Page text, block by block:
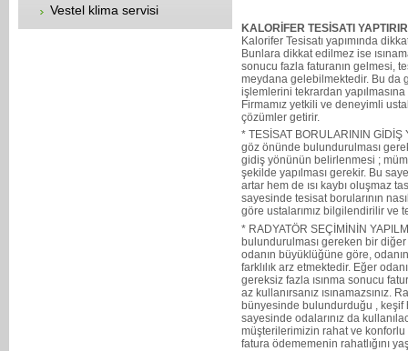
Vestel klima servisi
KALORİFER TESİSATI
Kalorifer Tesisatı yapımında
Bunlara dikkat edilmez ise
sonucu fazla faturanın gelmesi,
meydana gelebilmektedir. Bu da
işlemlerini tekrardan yapılmasına
Firmamız yetkili ve deneyimli
çözümler getirir.
* TESİSAT BORULARININ
göz önünde bulundurulması
gidiş yönünün belirlenmesi ;
şekilde yapılması gerekir. Bu
artar hem de ısı kaybı oluşmaz
sayesinde tesisat borularının
göre ustalarımız bilgilendirilir ve
* RADYATÖR SEÇİMİNİN
bulundurulması gereken bir
odanın büyüklüğüne göre,
farklılık arz etmektedir. Eğer
gereksiz fazla ısınma sonucu
az kullanırsanız ısınamazsınız.
bünyesinde bulundurduğu ,
sayesinde odalarınız da
müşterilerimizin rahat ve konforlu
fatura ödememenin rahatlığını